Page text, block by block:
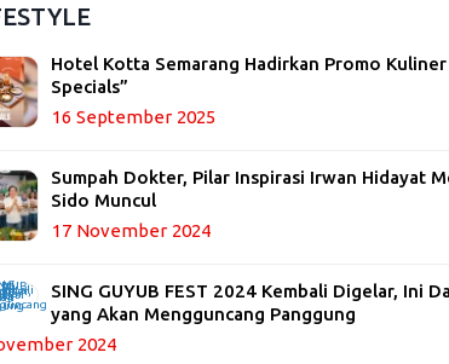
Hotel Kotta Semarang Hadirkan Promo
Specials”
16 September 2025
Sumpah Dokter, Pilar Inspirasi Irwan Hidayat
Sido Muncul
17 November 2024
SING GUYUB FEST 2024 Kembali Digelar, Ini
yang Akan Mengguncang Panggung
2024